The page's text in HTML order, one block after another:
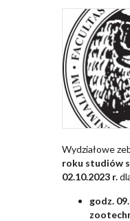
Wydziałowe
roku studiów
02.10.2023 r.
godz.